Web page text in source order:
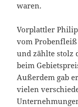
waren.
Vorplattler
vom
und zählte stolz
beim
Außerdem gab
vielen